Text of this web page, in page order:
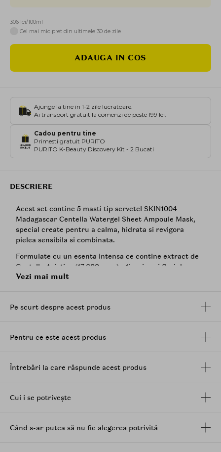
306 lei/100ml
Cel mai mic pret din ultimele 30 de zile
ADAUGA IN COS
Ajunge la tine in 1-2 zile lucratoare.
Ai transport gratuit la comenzi de peste 199 lei.
Cadou pentru tine
Primesti gratuit PURITO
PURITO K-Beauty Discovery Kit - 2 Bucati
DESCRIERE
Acest set contine 5 masti tip servetel SKIN1004
Madagascar Centella Watergel Sheet Ampoule Mask,
special create pentru a calma, hidrata si revigora
pielea sensibila si combinata.
Formulate cu un esenta intensa ce contine extract de
Centella Asiatica
(17.600 ppm), glicerina
si flori de
musetel, mastile aduc o hidratare profunda, racoare si
tehnologia water-gel, pentru o absorbtie optima si
Beneficii:
Ofera racoare si confort fara a incarca tenul
Ingrediente principale:
bogat in madecassic acid si asiaticoside,
cunoscut pentru proprietatile sale calmante si
Vezi mai mult
Pe scurt despre acest produs
Pentru ce este acest produs
Întrebări la care răspunde acest produs
Cui i se potrivește
Când s-ar putea să nu fie alegerea potrivită